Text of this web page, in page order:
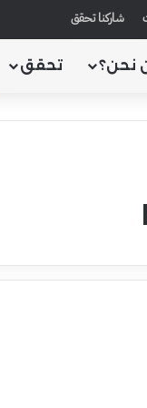
شاركنا تحقق
نحن؟ تحقق